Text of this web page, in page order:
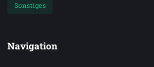
Sonstiges
Navigation